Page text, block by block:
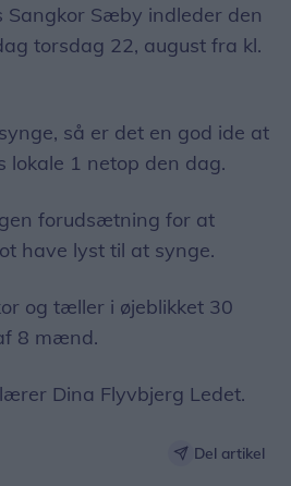
Sæby indleder den
torsdag 22, august fra kl.
så er det en god ide at
lokale 1 netop den dag.
forudsætning for at
have lyst til at synge.
og tæller i øjeblikket 30
8 mænd.
Dina Flyvbjerg Ledet.
Del artikel